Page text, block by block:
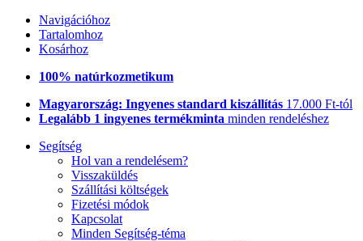
Navigációhoz
Tartalomhoz
Kosárhoz
100% natúrkozmetikum
Magyarország: Ingyenes standard kiszállítás 17.000 Ft-tól
Legalább 1 ingyenes termékminta minden rendeléshez
Segítség
Hol van a rendelésem?
Visszaküldés
Szállítási költségek
Fizetési módok
Kapcsolat
Minden Segítség-téma